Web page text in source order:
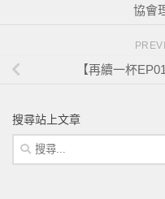
協會
【再續一杯
搜尋站上文章
搜
尋